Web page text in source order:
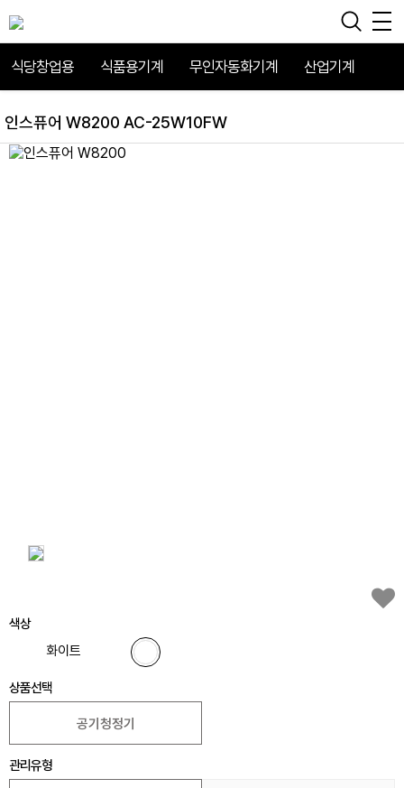
식당창업용 식품용기계 무인자동화기계 산업기계
인스퓨어 W8200 AC-25W10FW
색상
화이트
상품선택
공기청정기
관리유형